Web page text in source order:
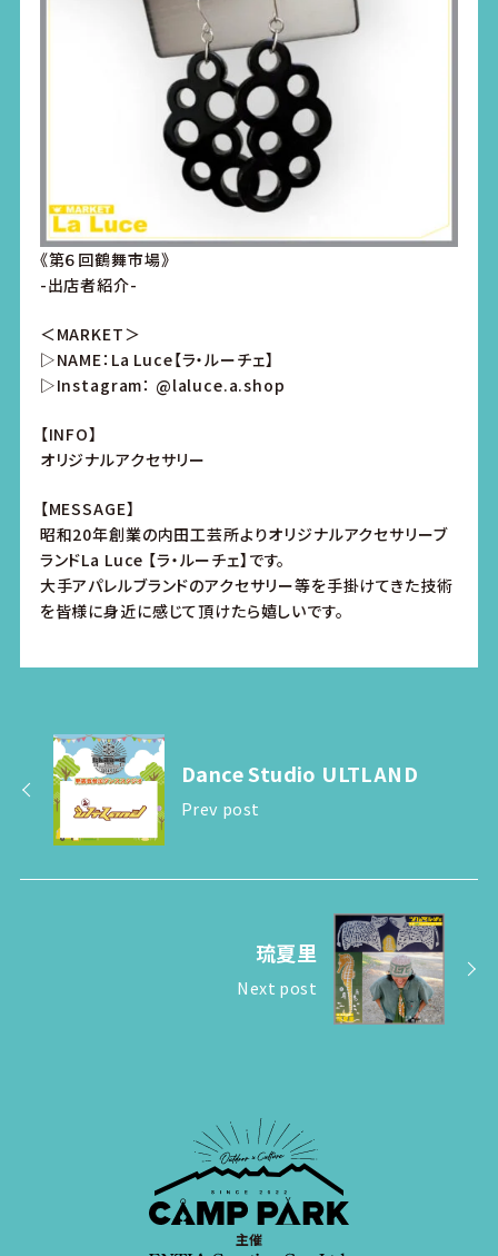
《第６回鶴舞市場》
-出店者紹介-
＜MARKET＞
▷NAME：La Luce【ラ・ルーチェ】
▷Instagram： @laluce.a.shop
【INFO】
オリジナルアクセサリー
【MESSAGE】
昭和20年創業の内田工芸所よりオリジナルアクセサリーブ
ランドLa Luce 【ラ・ルーチェ】です。
大手アパレルブランドのアクセサリー等を手掛けてきた技術
を皆様に身近に感じて頂けたら嬉しいです。
Dance Studio ULTLAND
Prev post
琉夏里
Next post
主催